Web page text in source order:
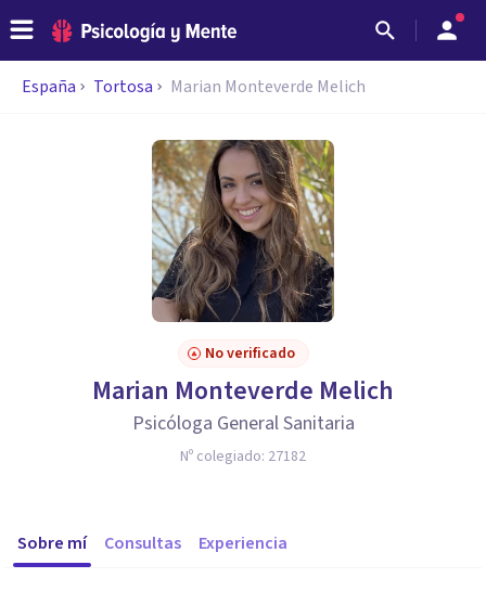
España Tortosa Marian Monteverde Melich
No verificado
Marian Monteverde Melich
Psicóloga General Sanitaria
Nº colegiado: 27182
Sobre mí Consultas Experiencia